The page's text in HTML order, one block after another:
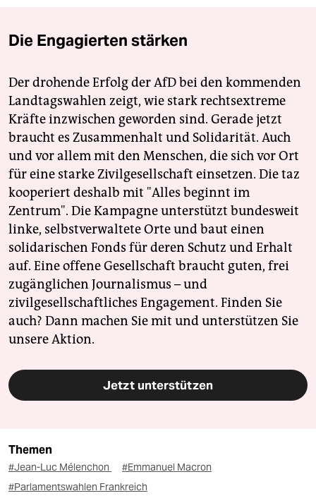
Die Engagierten stärken
Der drohende Erfolg der AfD bei den kommenden
Landtagswahlen zeigt, wie stark rechtsextreme
Kräfte inzwischen geworden sind. Gerade jetzt
braucht es Zusammenhalt und Solidarität. Auch
und vor allem mit den Menschen, die sich vor Ort
für eine starke Zivilgesellschaft einsetzen. Die taz
kooperiert deshalb mit "Alles beginnt im
Zentrum". Die Kampagne unterstützt bundesweit
linke, selbstverwaltete Orte und baut einen
solidarischen Fonds für deren Schutz und Erhalt
auf. Eine offene Gesellschaft braucht guten, frei
zugänglichen Journalismus – und
zivilgesellschaftliches Engagement. Finden Sie
auch? Dann machen Sie mit und unterstützen Sie
unsere Aktion.
Jetzt unterstützen
Themen
#Jean-Luc Mélenchon
#Emmanuel Macron
#Parlamentswahlen Frankreich